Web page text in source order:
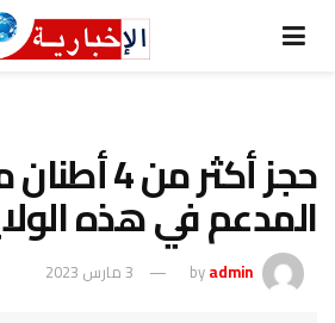
حجز أكثر
المدعم في هذه
byadmin 3 مارس 2023